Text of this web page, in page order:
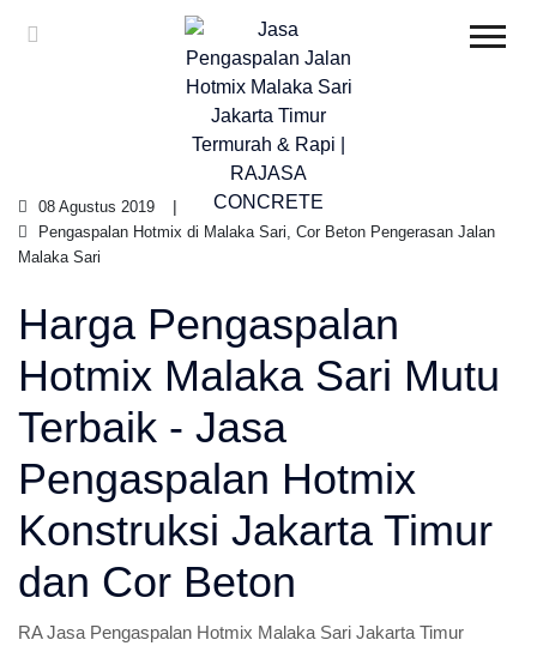
08 Agustus 2019
Pengaspalan Hotmix di Malaka Sari, Cor Beton Pengerasan Jalan
Malaka Sari
Harga Pengaspalan
Hotmix Malaka Sari Mutu
Terbaik - Jasa
Pengaspalan Hotmix
Konstruksi Jakarta Timur
dan Cor Beton
RA Jasa Pengaspalan Hotmix Malaka Sari Jakarta Timur